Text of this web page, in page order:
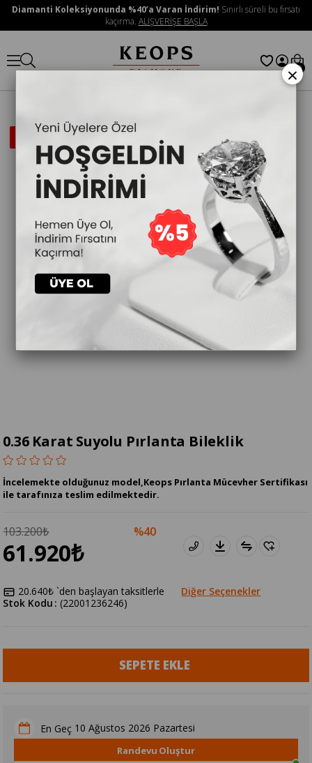
Diamanti Koleksiyonunda %40’a Varan İndirim! Sınırlı süreli bu fırsatı
kaçırma. ALIŞVERİŞE BAŞLA
0
İNDIRIMLI
0.36 Karat Suyolu Pırlanta Bileklik
İncelemekte olduğunuz model,Keops Pırlanta Mücevher Sertifikası
ile tarafınıza teslim edilmektedir.
103.200₺
61.920₺
40
20.640₺ `den başlayan taksitlerle
Diğer Seçenekler
(22001236246)
Stok Kodu
En Geç 10 Ağustos 2026 Pazartesi
Randevu Oluştur
×